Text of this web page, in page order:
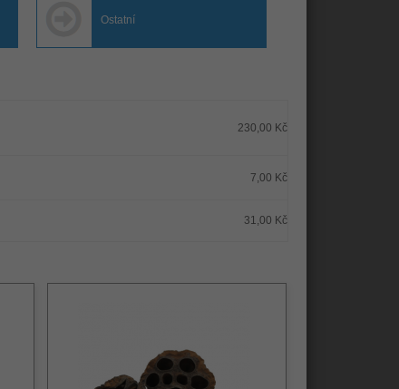
Ostatní
230,00 Kč
7,00 Kč
31,00 Kč